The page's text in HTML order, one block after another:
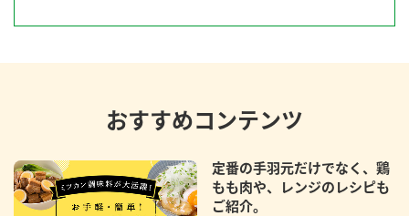
おすすめコンテンツ
定番の手羽元だけでなく、鶏
もも肉や、レンジのレシピも
ご紹介。